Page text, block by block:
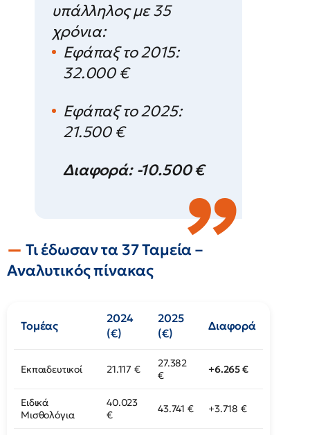
υπάλληλος με 35
χρόνια:
Εφάπαξ το 2015:
32.000 €
Εφάπαξ το 2025:
21.500 €
Διαφορά: -10.500 €
Τι έδωσαν τα 37 Ταμεία –
Αναλυτικός πίνακας
Τομέας
2024
(€)
2025
(€)
Διαφορά
Εκπαιδευτικοί 21.117 €
27.382
€
+6.265 €
Ειδικά
Μισθολόγια
40.023
€
43.741 € +3.718 €